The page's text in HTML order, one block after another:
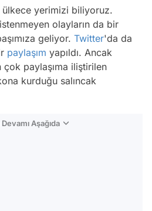
yerimizi biliyoruz.
olayların da bir
geliyor. Twitter'da da
paylaşım yapıldı. Ancak
çok paylaşıma iliştirilen
kurduğu salıncak
Aşağıda